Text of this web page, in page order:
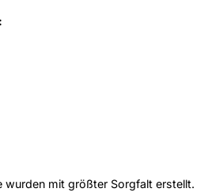
wurden mit größter Sorgfalt erstellt.